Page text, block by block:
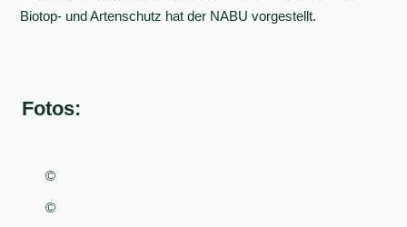
Biotop- und Artenschutz hat der NABU vorgestellt.
Fotos:
©
©